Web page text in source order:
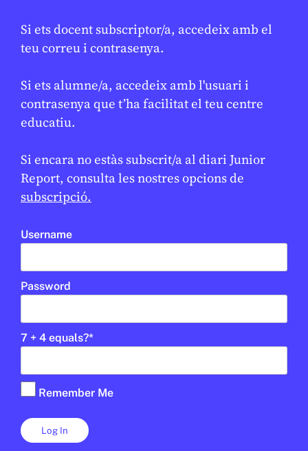
Si ets docent subscriptor/a, accedeix amb el
teu correu i contrasenya.
Si ets alumne/a, accedeix amb l'usuari i
contrasenya que t’ha facilitat el teu centre
educatiu.
Si encara no estàs subscrit/a al diari Junior
Report, consulta les nostres opcions de
subscripció.
Username
Password
7 + 4 equals?*
Remember Me
XARXES SOCIALS/TECNOLOGIA
L’ús del mòbil i les xarxes socials:
joves
6 DE NOVEMBRE DE 2025 · 11:23
XARXES SOCIALS
les xarxes socials: com fer-los front?
CICLE SUPERIOR DE PRIMÀRIA
BATXILLERAT